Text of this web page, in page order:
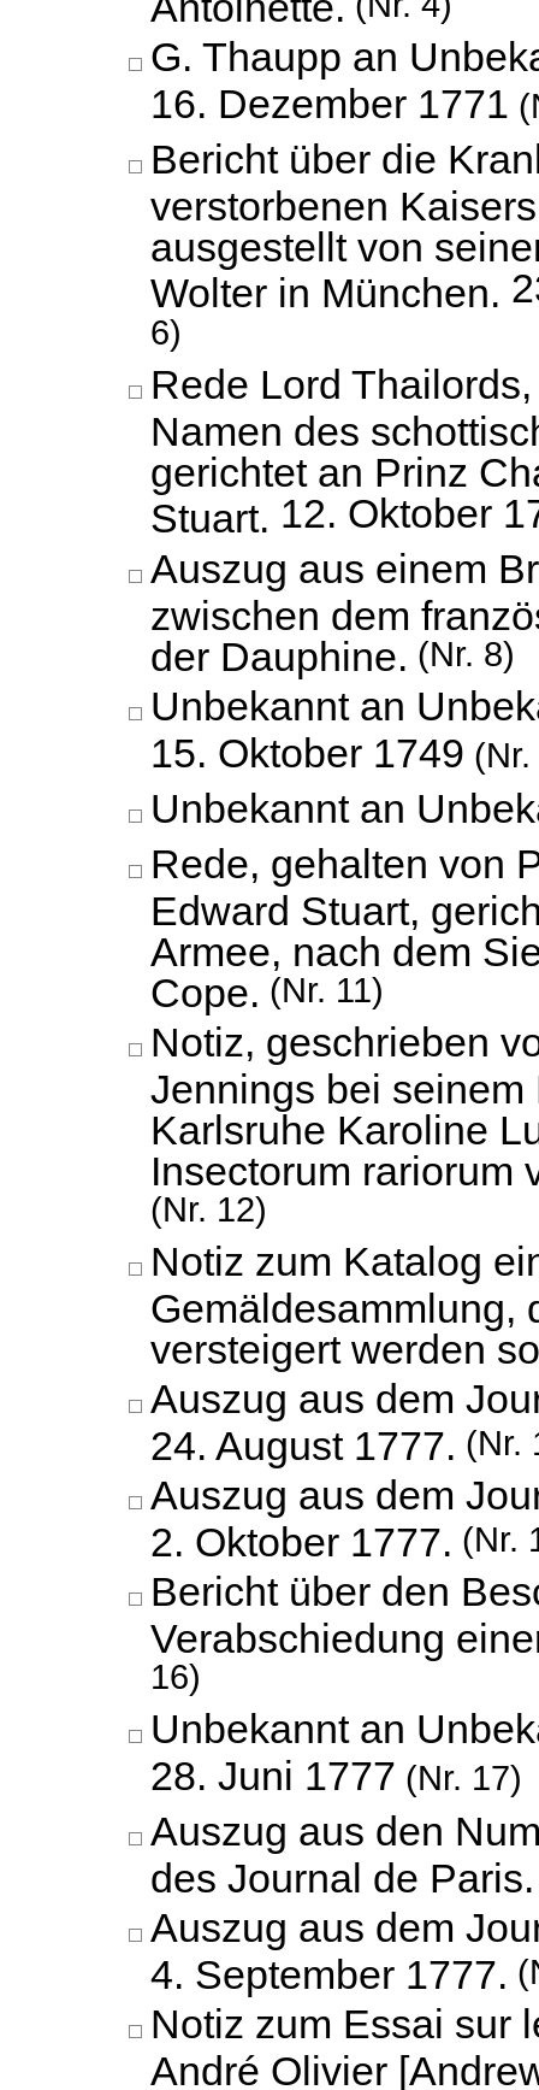
G. Thaupp an
16. Dezember 1771
Bericht über die
verstorbenen
ausgestellt von
Wolter in München.
6)
Rede Lord
Namen des
gerichtet an Prinz
Stuart. 12. Oktober
Auszug aus einem
zwischen dem
der Dauphine. (Nr. 8)
Unbekannt an
15. Oktober 1749
Unbekannt an
Rede, gehalten von
Edward Stuart,
Armee, nach dem
Cope. (Nr. 11)
Notiz, geschrieben
Jennings bei seinem
Karlsruhe Karoline
Insectorum rariorum
(Nr. 12)
Notiz zum Katalog
Gemäldesammlung,
versteigert werden
Auszug aus dem
24. August 1777. (Nr.
Auszug aus dem
2. Oktober 1777. (Nr.
Bericht über den
Verabschiedung
16)
Unbekannt an
28. Juni 1777 (Nr. 17)
Auszug aus den
des Journal de Paris.
Auszug aus dem
4. September 1777.
Notiz zum Essai sur
André Olivier